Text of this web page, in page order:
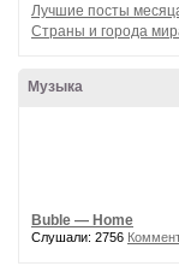
Лучшие посты
Страны и города
Музыка
Buble — Home
Слушали: 2756